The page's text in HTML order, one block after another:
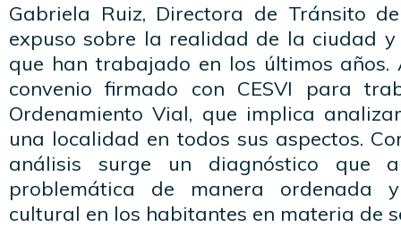
Gabriela Ruiz, Directora de Tránsito
expuso sobre la realidad de la ciudad
que han trabajado en los últimos años.
convenio firmado con CESVI para
Ordenamiento Vial, que implica
una localidad en todos sus aspectos.
análisis surge un diagnóstico que
problemática de manera ordenada
cultural en los habitantes en materia de